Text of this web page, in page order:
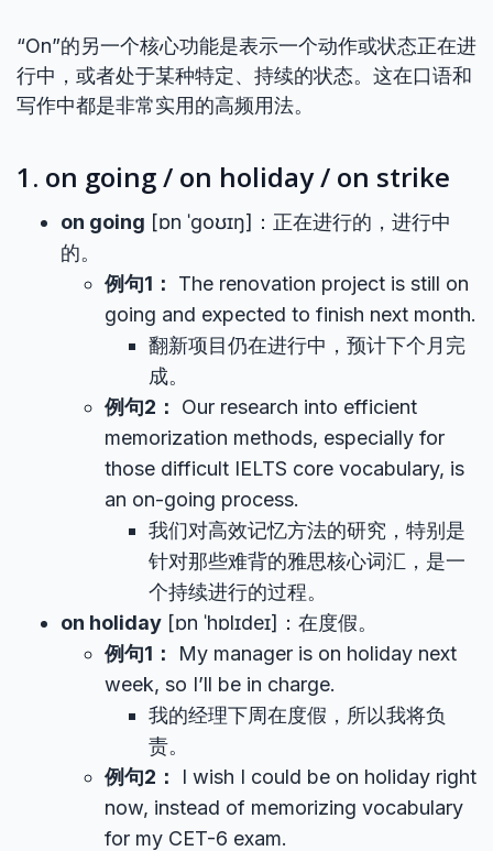
“On”的另一个核心功能是表示一个动作或状态正在进
行中，或者处于某种特定、持续的状态。这在口语和
写作中都是非常实用的高频用法。
1. on going / on holiday / on strike
on going [ɒn ˈɡoʊɪŋ]：正在进行的，进行中
的。
例句1：
The renovation project is still on
going and expected to finish next month.
翻新项目仍在进行中，预计下个月完
成。
例句2：
Our research into efficient
memorization methods, especially for
those difficult IELTS core vocabulary, is
an on-going process.
我们对高效记忆方法的研究，特别是
针对那些难背的雅思核心词汇，是一
个持续进行的过程。
on holiday [ɒn ˈhɒlɪdeɪ]：在度假。
例句1：
My manager is on holiday next
week, so I’ll be in charge.
我的经理下周在度假，所以我将负
责。
例句2：
I wish I could be on holiday right
now, instead of memorizing vocabulary
for my CET-6 exam.